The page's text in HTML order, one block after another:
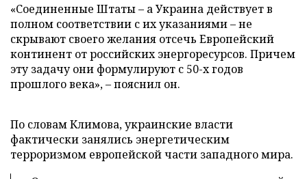
«Соединенные Штаты – а Украина действует в
полном соответствии с их указаниями – не
скрывают своего желания отсечь Европейский
континент от российских энергоресурсов. Причем
эту задачу они формулируют с 50-х годов
прошлого века», – пояснил он.
По словам Климова, украинские власти
фактически занялись энергетическим
терроризмом европейской части западного мира.